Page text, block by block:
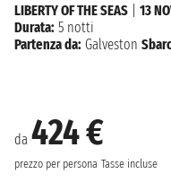
da 424 €
prezzo per persona Tasse incluse
LIBERTY OF THE SEAS
13
Durata: 5 notti
Partenza da: Galveston